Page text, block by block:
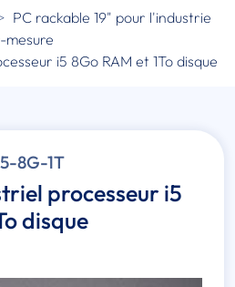
PC rackable 19" pour l'industrie
mesure
i5 8Go RAM et 1To disque
8G-1T
processeur i5
disque